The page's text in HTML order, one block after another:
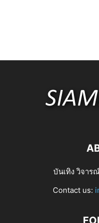
บันเทิง วิจา
Contact us: